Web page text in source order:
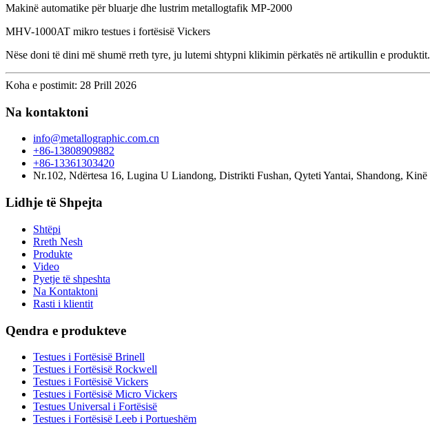
Makinë automatike për bluarje dhe lustrim metallogtafik MP-2000
MHV-1000AT mikro testues i fortësisë Vickers
Nëse doni të dini më shumë rreth tyre, ju lutemi shtypni klikimin përkatës në artikullin e produktit.
Koha e postimit: 28 Prill 2026
Na kontaktoni
info@metallographic.com.cn
+86-13808909882
+86-13361303420
Nr.102, Ndërtesa 16, Lugina U Liandong, Distrikti Fushan, Qyteti Yantai, Shandong, Kinë
Lidhje të Shpejta
Shtëpi
Rreth Nesh
Produkte
Video
Pyetje të shpeshta
Na Kontaktoni
Rasti i klientit
Qendra e produkteve
Testues i Fortësisë Brinell
Testues i Fortësisë Rockwell
Testues i Fortësisë Vickers
Testues i Fortësisë Micro Vickers
Testues Universal i Fortësisë
Testues i Fortësisë Leeb i Portueshëm